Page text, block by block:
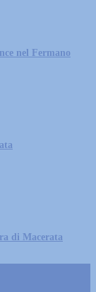
nel Fermano
di Macerata